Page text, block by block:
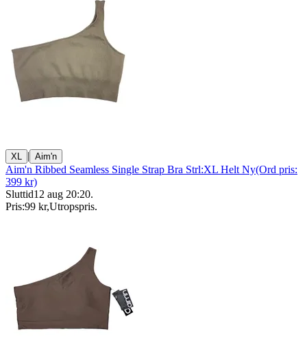
XL | Aim'n
Aim'n Ribbed Seamless Single Strap Bra Strl:XL Helt Ny(Ord pris:
399 kr)
Sluttid12 aug 20:20.
Pris:99 kr,Utropspris.